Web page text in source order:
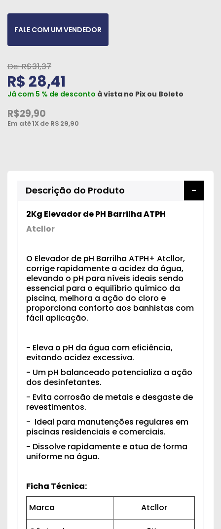
FALE COM UM VENDEDOR
R$31,37
R$ 28,41
Já com 5 % de desconto à vista no Pix ou Boleto
R$29,90
Em até1X de R$ 29,90
Descrição do Produto
2Kg Elevador de PH Barrilha ATPH
Atcllor
O Elevador de pH Barrilha ATPH+ Atcllor,
corrige rapidamente a acidez da água,
elevando o pH para níveis ideais sendo
essencial para o equilíbrio químico da
piscina, melhora a ação do cloro e
proporciona conforto aos banhistas com
fácil aplicação.
- Eleva o pH da água com eficiência,
evitando acidez excessiva.
- Um pH balanceado potencializa a ação
dos desinfetantes.
- Evita corrosão de metais e desgaste de
revestimentos.
- Ideal para manutenções regulares em
piscinas residenciais e comerciais.
- Dissolve rapidamente e atua de forma
uniforme na água.
Ficha Técnica:
Marca
Atcllor